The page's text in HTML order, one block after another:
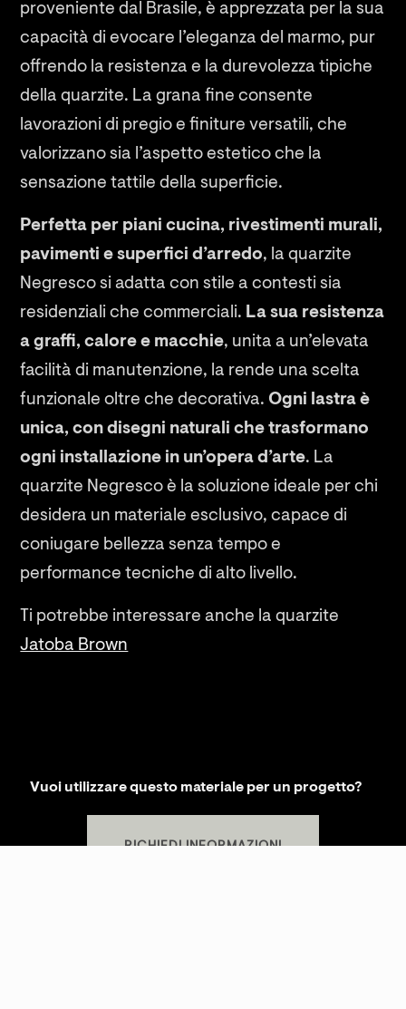
proveniente dal Brasile, è apprezzata per la sua
capacità di evocare l’eleganza del marmo, pur
offrendo la resistenza e la durevolezza tipiche
della quarzite. La grana fine consente
lavorazioni di pregio e finiture versatili, che
valorizzano sia l’aspetto estetico che la
sensazione tattile della superficie.
Perfetta per piani cucina, rivestimenti murali,
pavimenti e superfici d’arredo, la quarzite
Negresco si adatta con stile a contesti sia
residenziali che commerciali. La sua resistenza
a graffi, calore e macchie, unita a un’elevata
facilità di manutenzione, la rende una scelta
funzionale oltre che decorativa. Ogni lastra è
unica, con disegni naturali che trasformano
ogni installazione in un’opera d’arte. La
quarzite Negresco è la soluzione ideale per chi
desidera un materiale esclusivo, capace di
coniugare bellezza senza tempo e
performance tecniche di alto livello.
Ti potrebbe interessare anche la quarzite
Jatoba Brown
Vuoi utilizzare questo materiale per un progetto?
RICHIEDI INFORMAZIONI